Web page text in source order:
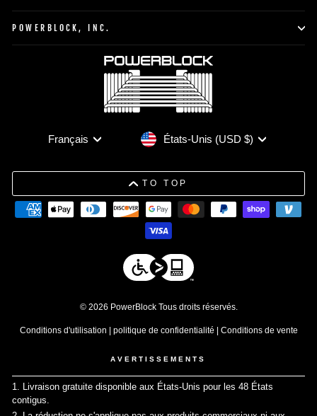
POWERBLOCK, INC.
Langue
Français DeviseÉtats-Unis (USD $)
TO TOP
© 2026 PowerBlock Tous droits réservés.
Conditions d'utilisation politique de confidentialité Conditions de vente
AVERTISSEMENTS
1. Livraison gratuite disponible aux États-Unis pour les 48 États
contigus.